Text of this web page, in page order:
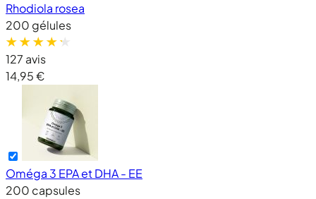
Rhodiola rosea
200 gélules
127 avis
14,95 €
Oméga 3 EPA et DHA - EE
200 capsules